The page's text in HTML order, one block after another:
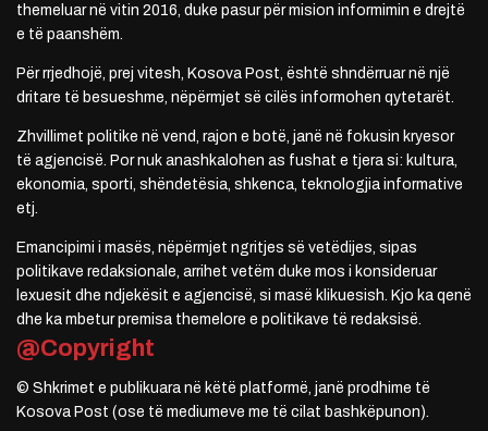
themeluar në vitin 2016, duke pasur për mision informimin e drejtë
e të paanshëm.
Për rrjedhojë, prej vitesh, Kosova Post, është shndërruar në një
dritare të besueshme, nëpërmjet së cilës informohen qytetarët.
Zhvillimet politike në vend, rajon e botë, janë në fokusin kryesor
të agjencisë. Por nuk anashkalohen as fushat e tjera si: kultura,
ekonomia, sporti, shëndetësia, shkenca, teknologjia informative
etj.
Emancipimi i masës, nëpërmjet ngritjes së vetëdijes, sipas
politikave redaksionale, arrihet vetëm duke mos i konsideruar
lexuesit dhe ndjekësit e agjencisë, si masë klikuesish. Kjo ka qenë
dhe ka mbetur premisa themelore e politikave të redaksisë.
@Copyright
© Shkrimet e publikuara në këtë platformë, janë prodhime të
Kosova Post (ose të mediumeve me të cilat bashkëpunon).